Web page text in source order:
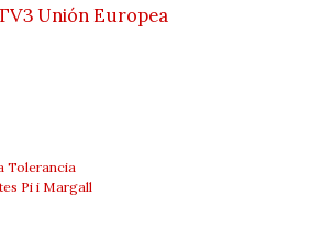
Unión Europea
Tolerancia
Pi i Margall